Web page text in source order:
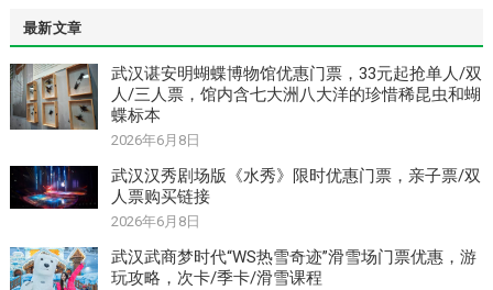
最新文章
武汉谌安明蝴蝶博物馆优惠门票，33元起抢单人/双
人/三人票，馆内含七大洲八大洋的珍惜稀昆虫和蝴
蝶标本
2026年6月8日
武汉汉秀剧场版《水秀》限时优惠门票，亲子票/双
人票购买链接
2026年6月8日
武汉武商梦时代“WS热雪奇迹”滑雪场门票优惠，游
玩攻略，次卡/季卡/滑雪课程